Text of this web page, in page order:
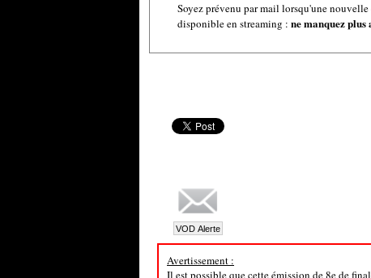
Soyez prévenu par mail lorsqu'une
disponible en streaming : ne manquez
Avertissement :
Il est possible que cette émission de 8e de